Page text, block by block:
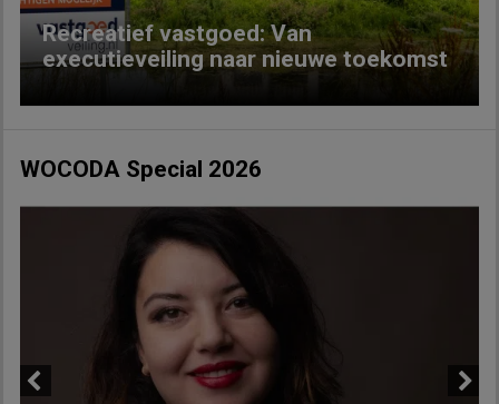
Recreatief vastgoed: Van
executieveiling naar nieuwe toekomst
WOCODA Special 2026